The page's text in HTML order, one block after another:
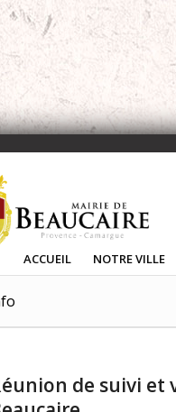
ACCUEIL NOTRE VILLE
de suivi